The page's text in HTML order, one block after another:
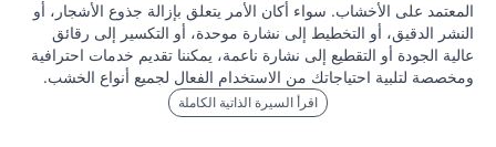
المعتمد على الأخشاب. سواء أكان الأمر يتعلق بإزالة جذوع الأشجار، أو
النشر الدقيق، أو التخطيط إلى نشارة موحدة، أو التكسير إلى رقائق
عالية الجودة أو التقطيع إلى نشارة ناعمة، يمكننا تقديم خدمات احترافية
ومخصصة لتلبية احتياجاتك من الاستخدام الفعال لجميع أنواع الخشب.
اقرأ السيرة الذاتية الكاملة